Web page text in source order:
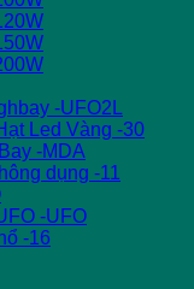
-UFO2L
Led Vàng -30
-MDA
dụng -11
-UFO
-16